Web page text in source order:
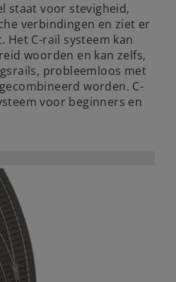
staat voor stevigheid,
verbindingen en ziet er
C-rail systeem kan
woorden en kan zelfs,
probleemloos met
worden. C-
voor beginners en